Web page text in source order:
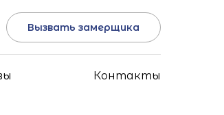
Вызвать замерщика
Контакты